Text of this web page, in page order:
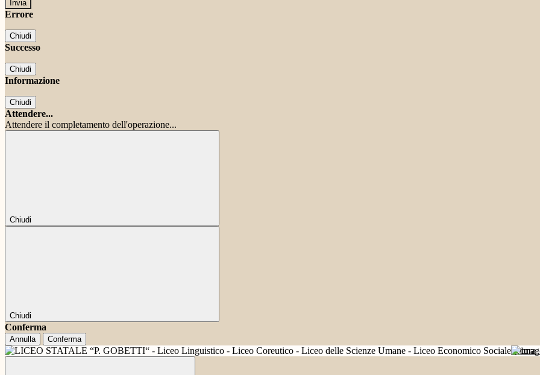
Errore
Chiudi
Successo
Chiudi
Informazione
Chiudi
Attendere...
Attendere il completamento dell'operazione...
Chiudi
Chiudi
Conferma
Annulla Conferma
Futura